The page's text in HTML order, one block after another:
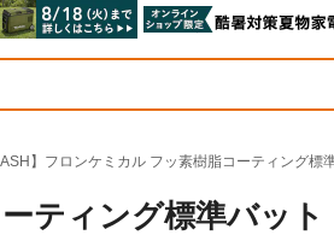
】フロンケミカル フッ素樹脂コーティング
ーティング標準バッ